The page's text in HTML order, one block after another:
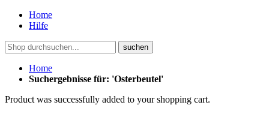
Home
Hilfe
suchen
Home
Suchergebnisse für: 'Osterbeutel'
Product was successfully added to your shopping cart.